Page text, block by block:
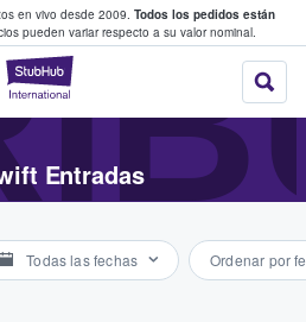
en vivo desde 2009. Todos los pedidos están
pueden variar respecto a su valor nominal.
StubHub:
entre fans
Entradas
Todas las fechas Ordenar por